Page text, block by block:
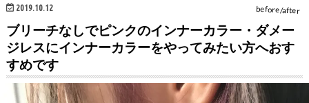
2019.10.12 before/after
ブリーチなしでピンクのインナーカラー・ダメー
ジレスにインナーカラーをやってみたい方へおす
すめです